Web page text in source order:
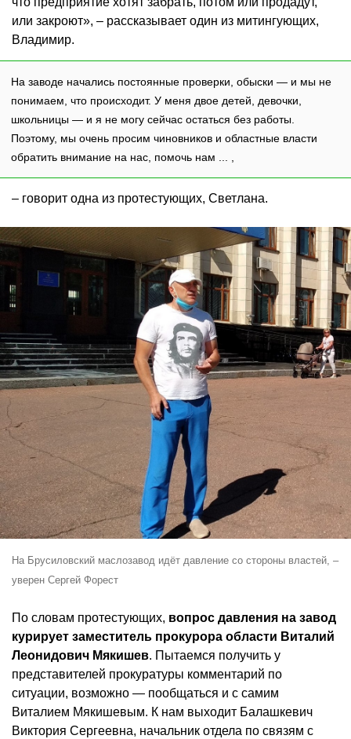
или закроют», – рассказывает один из митингующих,
Владимир.
На заводе начались постоянные проверки, обыски — и мы не
понимаем, что происходит. У меня двое детей, девочки,
школьницы — и я не могу сейчас остаться без работы.
Поэтому, мы очень просим чиновников и областные власти
обратить внимание на нас, помочь нам ... ,
– говорит одна из протестующих, Светлана.
На Брусиловский маслозавод идёт давление со стороны властей, –
уверен Сергей Форест
По словам протестующих, вопрос давления на завод
курирует заместитель прокурора области Виталий
Леонидович Мякишев. Пытаемся получить у
представителей прокуратуры комментарий по
ситуации, возможно — пообщаться и с самим
Виталием Мякишевым. К нам выходит Балашкевич
Виктория Сергеевна, начальник отдела по связям с